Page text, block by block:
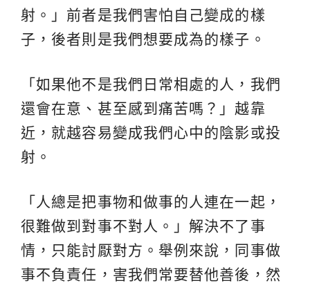
射。」前者是我們害怕自己變成的樣
子，後者則是我們想要成為的樣子。
「如果他不是我們日常相處的人，我們
還會在意、甚至感到痛苦嗎？」越靠
近，就越容易變成我們心中的陰影或投
射。
「人總是把事物和做事的人連在一起，
很難做到對事不對人。」解決不了事
情，只能討厭對方。舉例來說，同事做
事不負責任，害我們常要替他善後，然